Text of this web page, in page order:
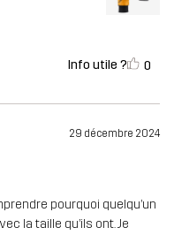
Info utile ? 0
29 décembre 2024
pourquoi quelqu’un
la taille qu’ils ont. Je